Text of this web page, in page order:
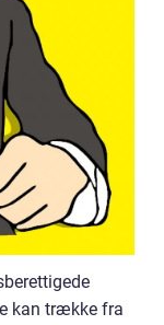
kan trække fra